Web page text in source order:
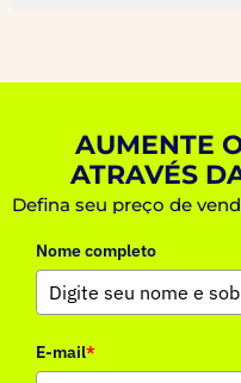
AUMENTE
ATRAVÉS
Defina seu preço de
Nome completo
E-mail*